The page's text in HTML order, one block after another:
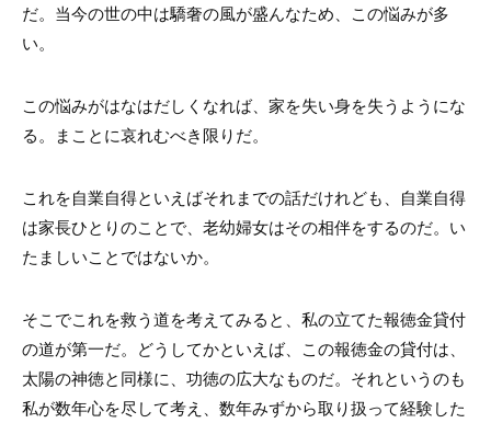
だ。当今の世の中は驕奢の風が盛んなため、この悩みが多
い。
この悩みがはなはだしくなれば、家を失い身を失うようにな
る。まことに哀れむべき限りだ。
これを自業自得といえばそれまでの話だけれども、自業自得
は家長ひとりのことで、老幼婦女はその相伴をするのだ。い
たましいことではないか。
そこでこれを救う道を考えてみると、私の立てた報徳金貸付
の道が第一だ。どうしてかといえば、この報徳金の貸付は、
太陽の神徳と同様に、功徳の広大なものだ。それというのも
私が数年心を尽して考え、数年みずから取り扱って経験した